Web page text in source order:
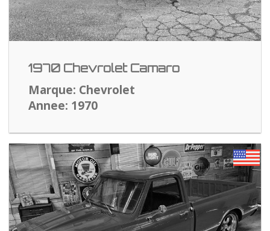
1970 Chevrolet Camaro
Marque: Chevrolet
Annee: 1970